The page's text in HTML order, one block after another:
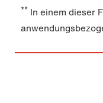
** In einem dieser